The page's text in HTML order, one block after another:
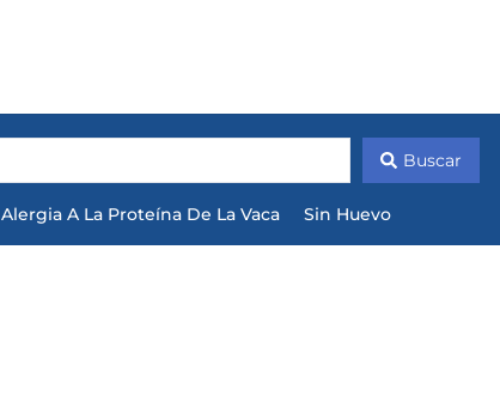
Buscar
Alergia A La Proteína De La Vaca Sin Huevo